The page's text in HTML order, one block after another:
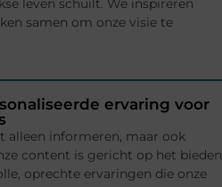
leven schuilt. We inspireren
samen om onze visie te
ervaring voor
alleen informeren, maar ook
content is gericht op het bieden
oprechte ervaringen die onze